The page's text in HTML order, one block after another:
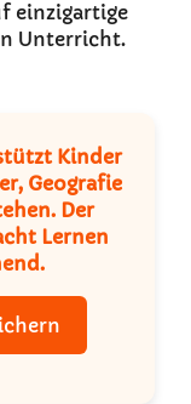
einzigartige
Unterricht.
Kinder
Geografie
Der
Lernen